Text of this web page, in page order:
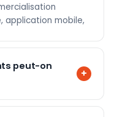
application mobile,
peut-on